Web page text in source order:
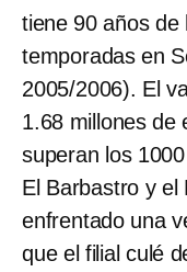
tiene 90 años de
temporadas en
2005/2006). El
1.68 millones de
superan los
El Barbastro y el
enfrentado una
que el filial culé